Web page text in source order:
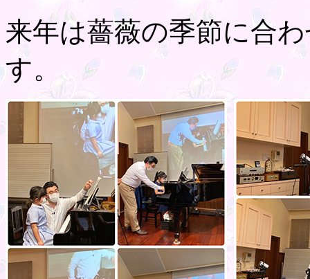
来年は薔薇の季節に合
す。